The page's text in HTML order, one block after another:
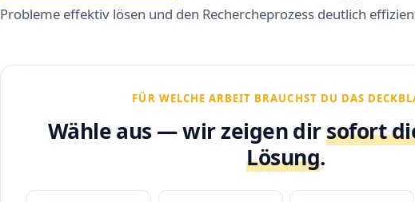
Probleme effektiv lösen und den Rechercheprozess deutlich
FÜR WELCHE ARBEIT BRAUCHST DU DAS
Wähle aus — wir zeigen dirsofort
Lösung.